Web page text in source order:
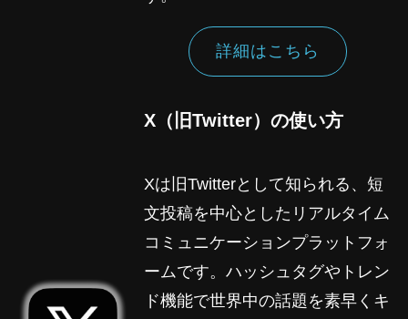
詳細はこちら
X（旧Twitter）の使い方
Xは旧Twitterとして知られる、短
文投稿を中心としたリアルタイム
コミュニケーションプラットフォ
ームです。ハッシュタグやトレン
ド機能で世界中の話題を素早くキ